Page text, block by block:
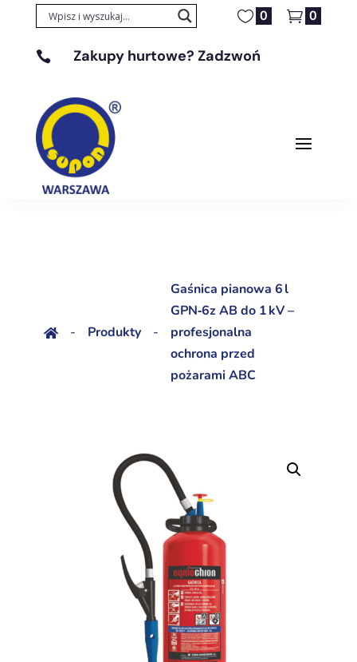
0 0
 Zakupy hurtowe? Zadzwoń
 - Produkty -
Gaśnica pianowa 6 l
GPN‑6z AB do 1 kV –
profesjonalna
ochrona przed
pożarami ABC